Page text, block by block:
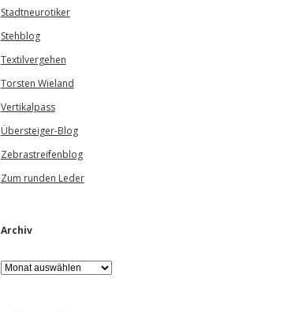
Stadtneurotiker
Stehblog
Textilvergehen
Torsten Wieland
Vertikalpass
Übersteiger-Blog
Zebrastreifenblog
Zum runden Leder
Archiv
A
r